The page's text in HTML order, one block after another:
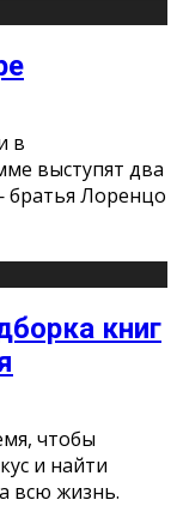
в
выступят два
братья Лоренцо
книг
чтобы
и найти
всю жизнь.